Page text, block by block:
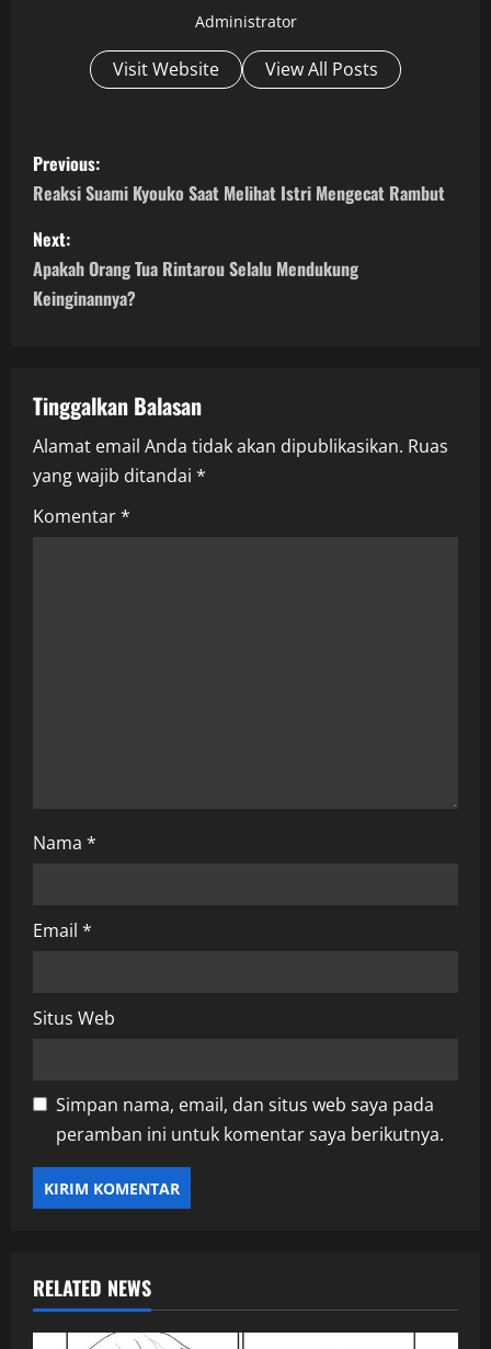
Administrator
Visit Website View All Posts
P
o
s
t
a
v
i
g
Previous:
Reaksi Suami Kyouko Saat Melihat Istri Mengecat Rambut
Next:
Apakah Orang Tua Rintarou Selalu Mendukung
Keinginannya?
Tinggalkan Balasan
Alamat email Anda tidak akan dipublikasikan. Ruas
yang wajib ditandai *
Komentar*
Nama *
Email *
Situs Web
Simpan nama, email, dan situs web saya pada
peramban ini untuk komentar saya berikutnya.
RELATED NEWS